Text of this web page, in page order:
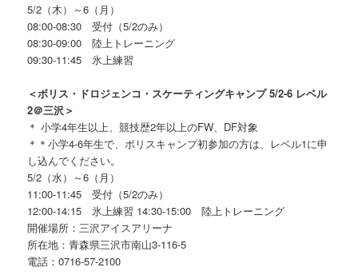
5/2（木）～6（月）
08:00-08:30 受付（5/2のみ）
08:30-09:00 陸上トレーニング
09:30-11:45 氷上練習
＜ボリス・ドロジェンコ・スケーティングキャンプ 5/2-6 レベル
2＠三沢＞
＊ 小学4年生以上、競技歴2年以上のFW、DF対象
＊＊小学4-6年生で、ボリスキャンプ初参加の方は、レベル1に申
し込んでください。
5/2（水）～6（月）
11:00-11:45 受付（5/2のみ）
12:00-14:15 氷上練習 14:30-15:00 陸上トレーニング
開催場所：三沢アイスアリーナ
所在地：青森県三沢市南山3-116-5
電話：0716-57-2100